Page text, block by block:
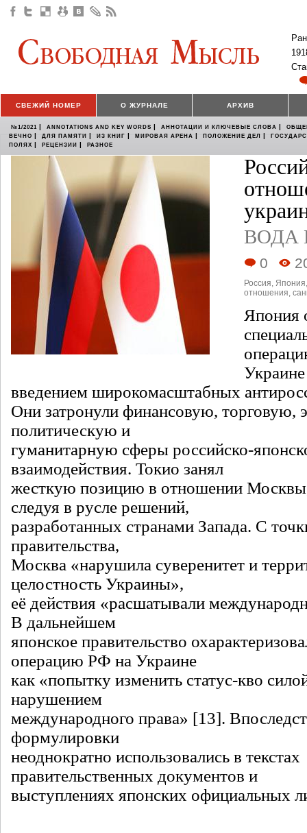
СВЕЖИЙ НОМЕР О ЖУРНАЛЕ АРХИВ
№1/2021 | ANNOTATIONS AND KEY WORDS | АННОТАЦИИ И КЛЮЧЕВЫЕ СЛОВА |
ВЕЧНО | ДЛЯ ПАМЯТИ | ИЗ КНИГ | МИРОВАЯ АРЕНА | ПОЛОЖЕНИЕ ДЕЛ |
ПОЛЯХ | РЕЦЕНЗИИ | РАЗНОЕ
ВОДА
0
Россия, Япония
отношения,
Япония
введением широкомасштабных
Они затронули финансовую, торговую,
политическую и
гуманитарную сферы российско-
взаимодействия. Токио занял
жесткую позицию в отношении
следуя в русле решений,
разработанных странами Запада. С
правительства,
Москва «нарушила суверенитет и
целостность Украины»,
её действия «расшатывали
В дальнейшем
японское правительство
операцию РФ на Украине
как «попытку изменить статус-кво
нарушением
международного права» [13].
формулировки
неоднократно использовались в текстах
правительственных документов и
выступлениях японских официальных